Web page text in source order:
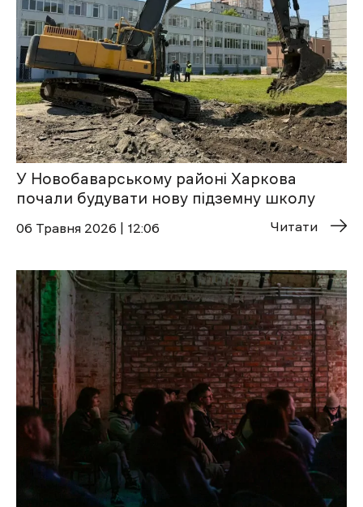
У Новобаварському районі Харкова
почали будувати нову підземну школу
06 Травня 2026 | 12:06 Читати